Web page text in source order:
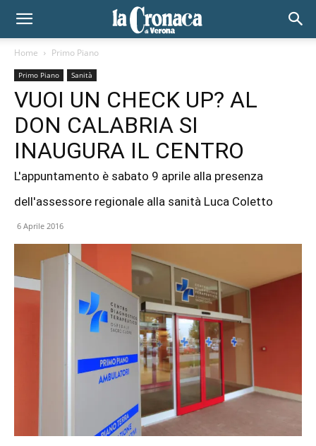
Home Primo Piano
Primo Piano Sanità
VUOI UN CHECK UP? AL
DON CALABRIA SI
INAUGURA IL CENTRO
L'appuntamento è sabato 9 aprile alla presenza
dell'assessore regionale alla sanità Luca Coletto
6 Aprile 2016